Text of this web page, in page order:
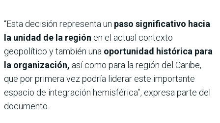
“Esta decisión representa un paso significativo hacia
la unidad de la región en el actual contexto
geopolítico y también una oportunidad histórica para
la organización, así como para la región del Caribe,
que por primera vez podría liderar este importante
espacio de integración hemisférica”, expresa parte del
documento.